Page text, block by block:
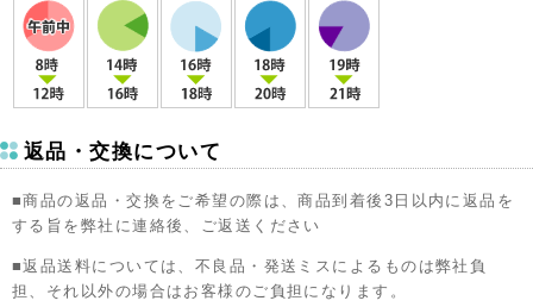
返品・交換について
■商品の返品・交換をご希望の際は、商品到着後3日以内に返品を
する旨を弊社に連絡後、ご返送ください
■返品送料については、不良品・発送ミスによるものは弊社負
担、それ以外の場合はお客様のご負担になります。